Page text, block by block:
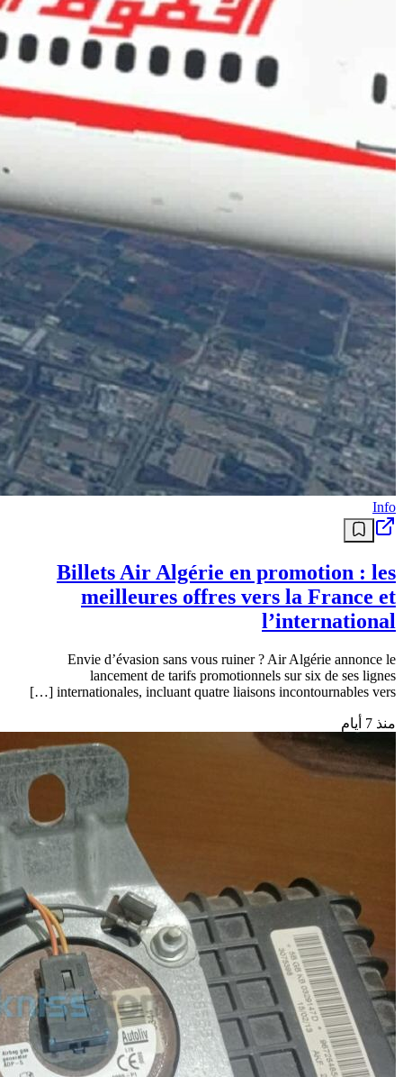
Info
Billets Air Algérie en promotion : les
meilleures offres vers la France et
l’international
Envie d’évasion sans vous ruiner ? Air Algérie annonce le
lancement de tarifs promotionnels sur six de ses lignes
internationales, incluant quatre liaisons incontournables vers […]
منذ 7 أيام